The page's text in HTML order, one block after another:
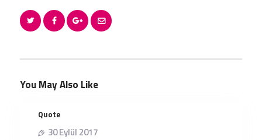
You May Also Like
Quote
30 Eylül 2017